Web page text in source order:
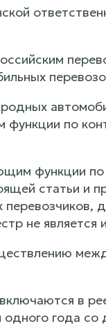
функции по
функции
статьи и
не является
в
года со